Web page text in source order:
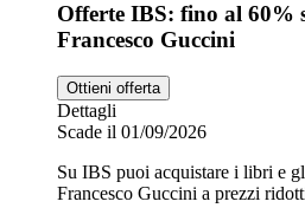
Offerte IBS: fino al 60%
Francesco Guccini
Ottieni offerta
Dettagli
Scade il 01/09/2026
Su IBS puoi acquistare i libri e
Francesco Guccini a prezzi